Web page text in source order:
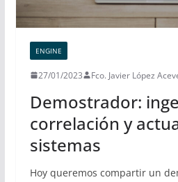
ENGINE
27/01/2023 Fco. Javier López
Demostrador:
correlación y
sistemas
Hoy queremos compartir un